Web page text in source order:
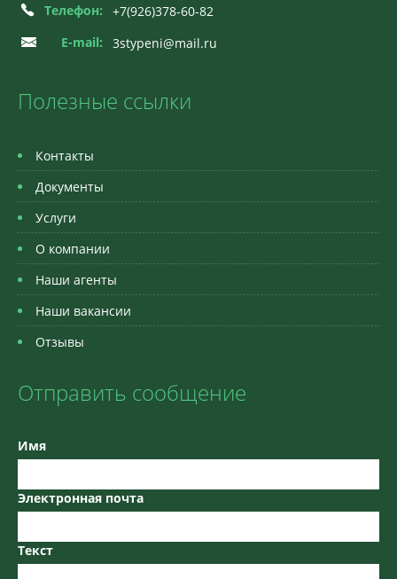
Телефон:
+7(926)378-60-82
E-mail:
3stypeni@mail.ru
Полезные ссылки
Контакты
Документы
Услуги
О компании
Наши агенты
Наши вакансии
Отзывы
Отправить сообщение
Имя
Электронная почта
Текст